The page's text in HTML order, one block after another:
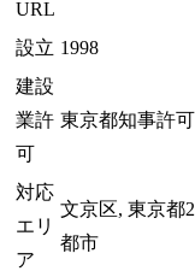
URL
設立 1998
建設
業許
可
東京都知事許
対応
エリ
ア
文京区, 東京都
都市